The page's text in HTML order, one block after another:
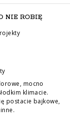
NIE ROBIĘ
mocno
klimacie.
postacie bajkowe,